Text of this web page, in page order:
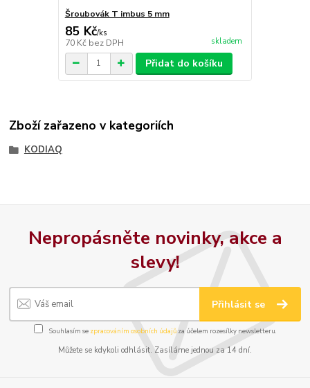
Šroubovák T imbus 5 mm
85 Kč/ks
70 Kč bez DPH skladem
Přidat do košíku
Zboží zařazeno v kategoriích
KODIAQ
Nepropásněte novinky, akce a
slevy!
Přihlásit se
Souhlasím se zpracováním osobních údajůza účelem rozesílky newsletteru.
Můžete se kdykoli odhlásit. Zasíláme jednou za 14 dní.